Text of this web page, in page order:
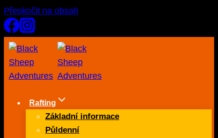
Přeskočit na obsah
Rafting
Základní informace
Půldenní